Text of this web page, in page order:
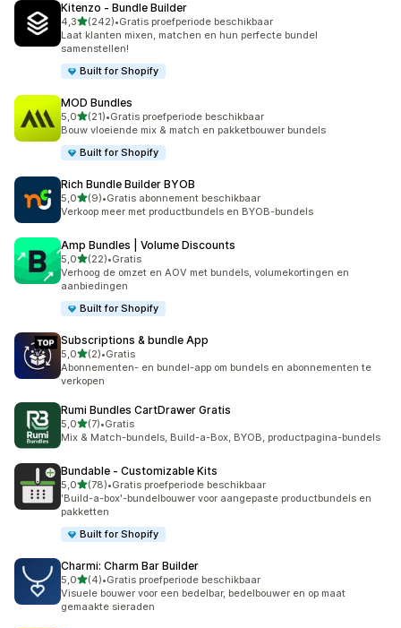
Kitenzo ‑ Bundle Builder
4,3van 5 sterren
(242)
242 recensies in totaal
•Gratis proefperiode beschikbaar
Laat klanten mixen, matchen en hun perfecte bundel
samenstellen!
Built for Shopify
MOD Bundles
5,0van 5 sterren
(21)
21 recensies in totaal
•Gratis proefperiode beschikbaar
Bouw vloeiende mix & match en pakketbouwer bundels
Built for Shopify
Rich Bundle Builder BYOB
5,0van 5 sterren
(9)
9 recensies in totaal
•Gratis abonnement beschikbaar
Verkoop meer met productbundels en BYOB-bundels
Amp Bundles | Volume Discounts
5,0van 5 sterren
(22)
22 recensies in totaal
•Gratis
Verhoog de omzet en AOV met bundels, volumekortingen en
aanbiedingen
Built for Shopify
Subscriptions & bundle App
5,0van 5 sterren
(2)
2 recensies in totaal
•Gratis
Abonnementen- en bundel-app om bundels en abonnementen te
verkopen
Rumi Bundles CartDrawer Gratis
5,0van 5 sterren
(7)
7 recensies in totaal
•Gratis
Mix & Match-bundels, Build-a-Box, BYOB, productpagina-bundels
Bundable ‑ Customizable Kits
5,0van 5 sterren
(78)
78 recensies in totaal
•Gratis proefperiode beschikbaar
'Build-a-box'-bundelbouwer voor aangepaste productbundels en
pakketten
Built for Shopify
Charmi: Charm Bar Builder
5,0van 5 sterren
(4)
4 recensies in totaal
•Gratis proefperiode beschikbaar
Visuele bouwer voor een bedelbar, bedelbouwer en op maat
gemaakte sieraden